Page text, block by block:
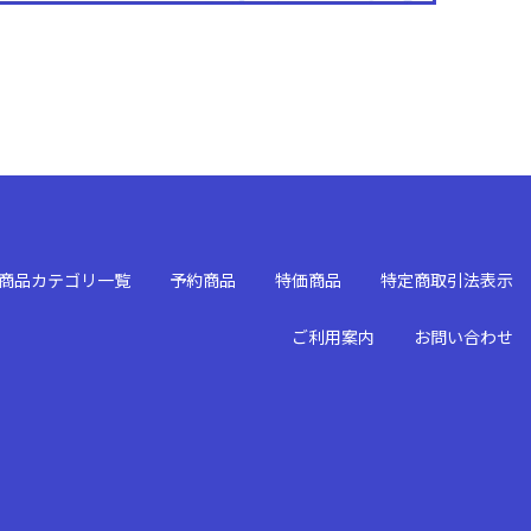
商品カテゴリ一覧 予約商品 特価商品 特定商取引法表示
ご利用案内 お問い合わせ